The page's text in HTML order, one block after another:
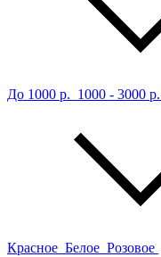
До 1000 р. 1000 - 3000 р.
Красное Белое Розовое